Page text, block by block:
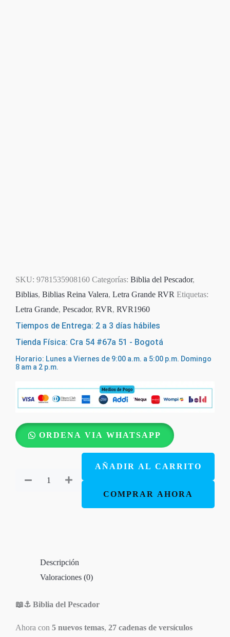
SKU: 9781535908160 Categorías: Biblia del Pescador,
Biblias, Biblias Reina Valera, Letra Grande RVR Etiquetas:
Letra Grande, Pescador, RVR, RVR1960
Tiempos de Entrega: 2 a 3 días hábiles
Tienda Física: Cra 54 #67a 51 - Bogotá
Horario: Lunes a Viernes de 9:00 a.m. a 5:00 p.m. Domingo
8 am a 2 p.m.
ORDENA VIA WHATSAPP
AÑADIR AL CARRITO
COMPRAR AHORA
Descripción
Valoraciones (0)
📖⚓ Biblia del Pescador
Ahora con 5 nuevos temas, 27 cadenas de versículos